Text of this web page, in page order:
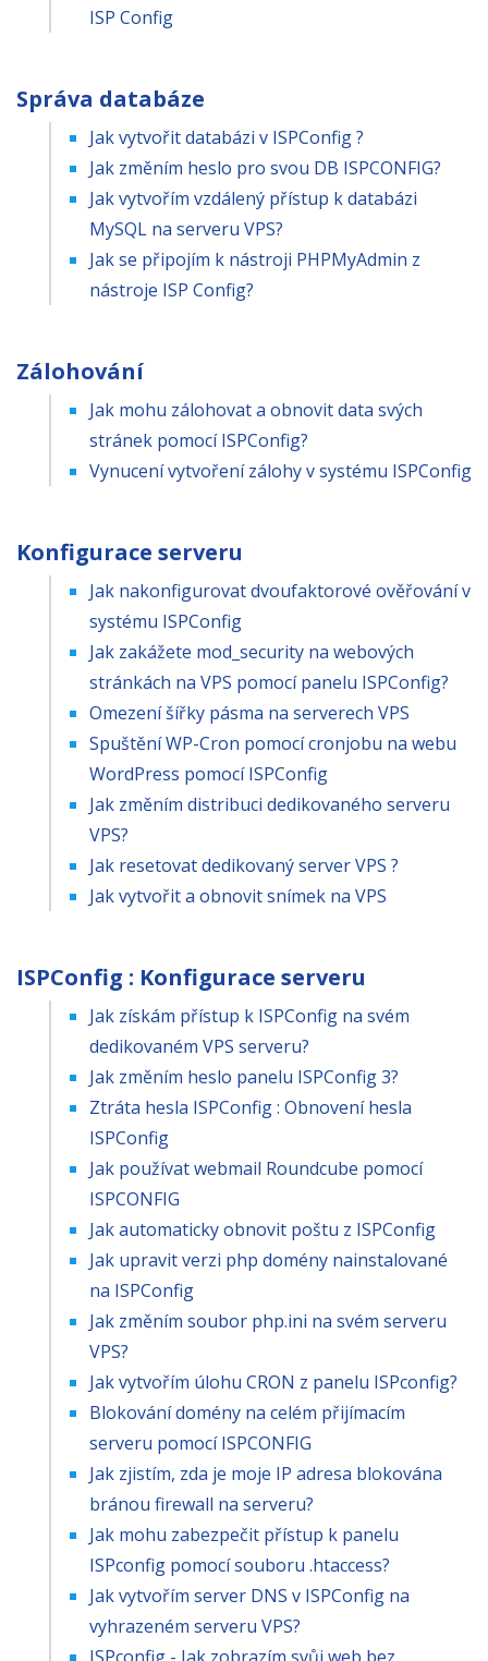
ISP Config
Správa databáze
Jak vytvořit databázi v ISPConfig ?
Jak změním heslo pro svou DB ISPCONFIG?
Jak vytvořím vzdálený přístup k databázi
MySQL na serveru VPS?
Jak se připojím k nástroji PHPMyAdmin z
nástroje ISP Config?
Zálohování
Jak mohu zálohovat a obnovit data svých
stránek pomocí ISPConfig?
Vynucení vytvoření zálohy v systému ISPConfig
Konfigurace serveru
Jak nakonfigurovat dvoufaktorové ověřování v
systému ISPConfig
Jak zakážete mod_security na webových
stránkách na VPS pomocí panelu ISPConfig?
Omezení šířky pásma na serverech VPS
Spuštění WP-Cron pomocí cronjobu na webu
WordPress pomocí ISPConfig
Jak změním distribuci dedikovaného serveru
VPS?
Jak resetovat dedikovaný server VPS ?
Jak vytvořit a obnovit snímek na VPS
ISPConfig : Konfigurace serveru
Jak získám přístup k ISPConfig na svém
dedikovaném VPS serveru?
Jak změním heslo panelu ISPConfig 3?
Ztráta hesla ISPConfig : Obnovení hesla
ISPConfig
Jak používat webmail Roundcube pomocí
ISPCONFIG
Jak automaticky obnovit poštu z ISPConfig
Jak upravit verzi php domény nainstalované
na ISPConfig
Jak změním soubor php.ini na svém serveru
VPS?
Jak vytvořím úlohu CRON z panelu ISPconfig?
Blokování domény na celém přijímacím
serveru pomocí ISPCONFIG
Jak zjistím, zda je moje IP adresa blokována
bránou firewall na serveru?
Jak mohu zabezpečit přístup k panelu
ISPconfig pomocí souboru .htaccess?
Jak vytvořím server DNS v ISPConfig na
vyhrazeném serveru VPS?